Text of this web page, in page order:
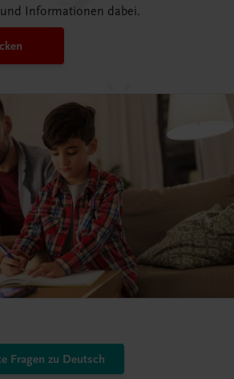
Informationen dabei.
Fragen zu Deutsch